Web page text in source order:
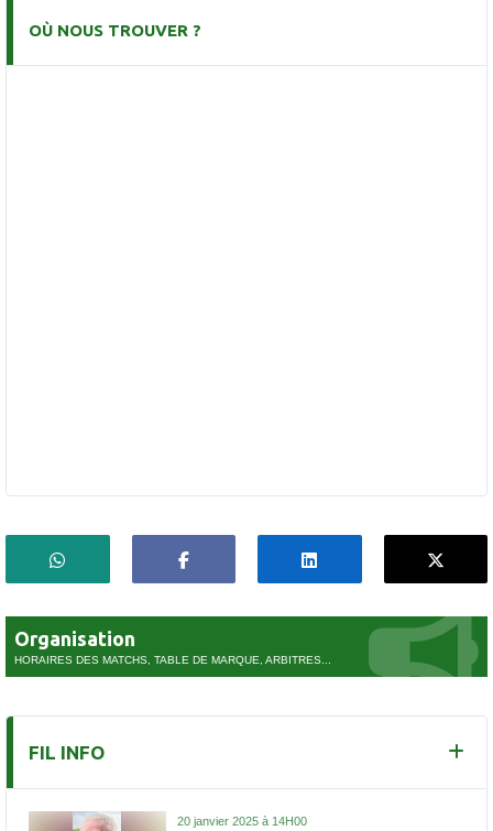
OÙ NOUS TROUVER ?
Organisation
HORAIRES DES MATCHS, TABLE DE MARQUE, ARBITRES...
FIL INFO
20 janvier 2025 à 14H00